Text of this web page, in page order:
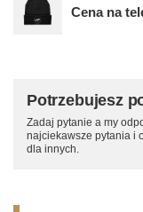
Cena na
Potrzebujesz
Zadaj pytanie a my
najciekawsze pytania i
dla innych.